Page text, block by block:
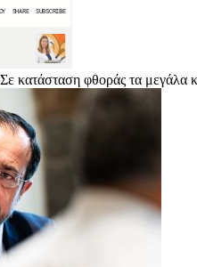
Σε κατάσταση φθοράς τα μεγάλα